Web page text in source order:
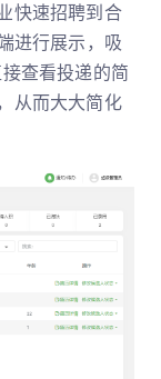
快速招聘到合
进行展示，吸
查看投递的简
从而大大简化